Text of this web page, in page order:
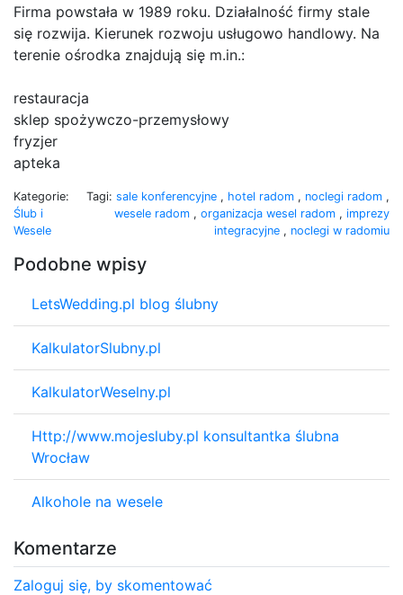
Firma powstała w 1989 roku. Działalność firmy stale
się rozwija. Kierunek rozwoju usługowo handlowy. Na
terenie ośrodka znajdują się m.in.:
restauracja
sklep spożywczo-przemysłowy
fryzjer
apteka
Kategorie:
Ślub i
Wesele
Tagi: sale konferencyjne , hotel radom , noclegi radom ,
wesele radom , organizacja wesel radom , imprezy
integracyjne , noclegi w radomiu
Podobne wpisy
LetsWedding.pl blog ślubny
KalkulatorSlubny.pl
KalkulatorWeselny.pl
Http://www.mojesluby.pl konsultantka ślubna
Wrocław
Alkohole na wesele
Komentarze
Zaloguj się, by skomentować